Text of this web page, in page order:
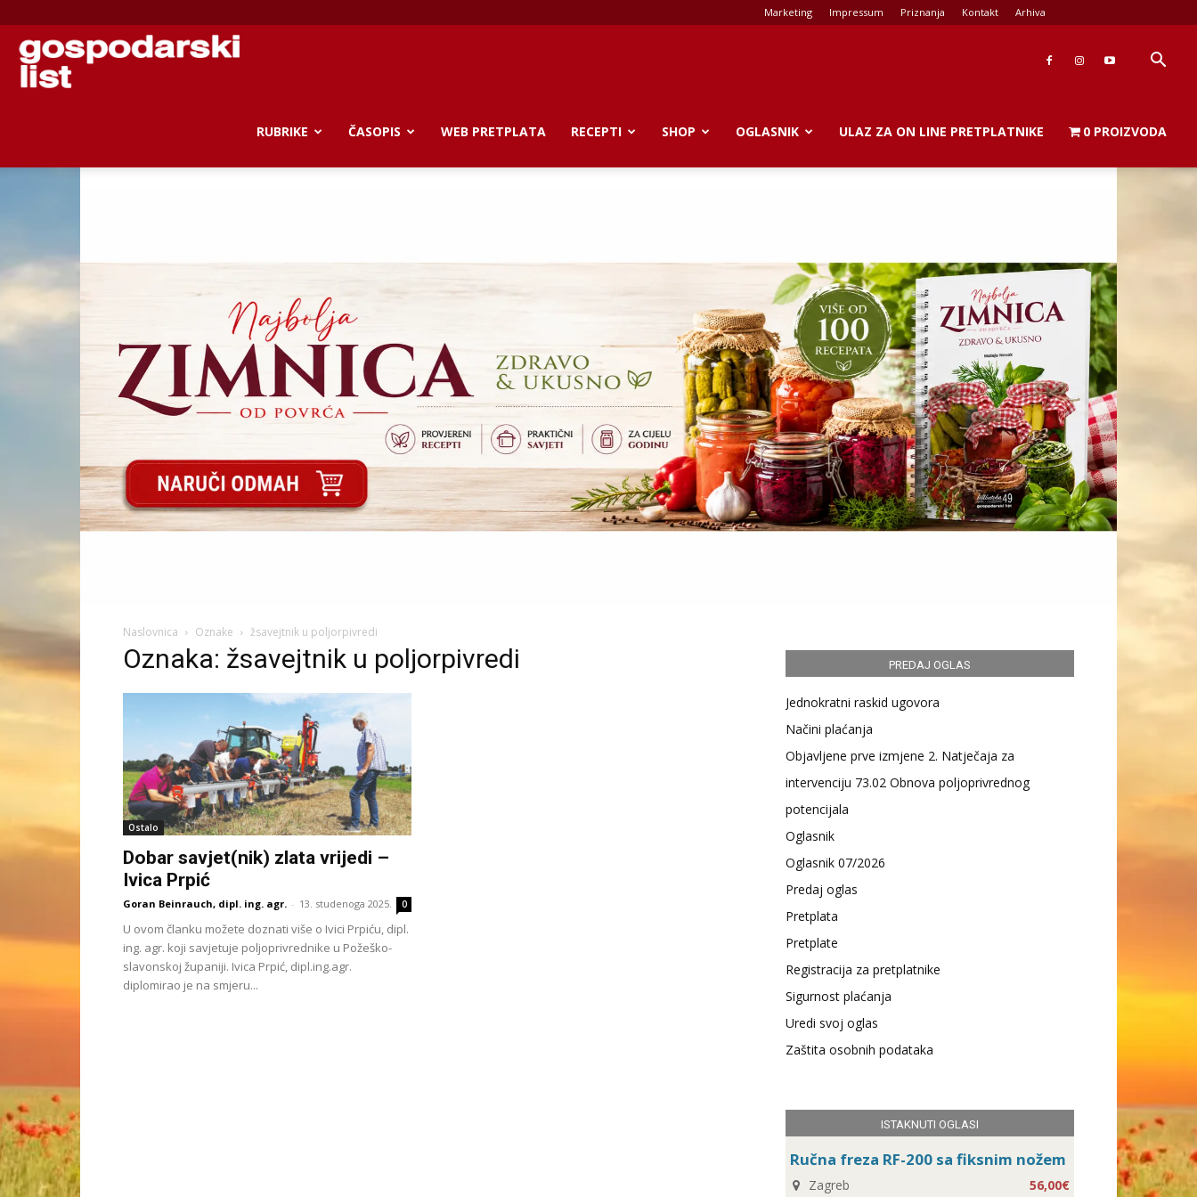
Marketing Impressum Priznanja Kontakt Arhiva
Gospodarski
RUBRIKE ČASOPIS WEB PRETPLATA RECEPTI SHOP OGLASNIK ULAZ ZA ON LINE PRETPLATNIKE 0 PROIZVODA
Naslovnica Oznake žsavejtnik u poljorpivredi
Oznaka: žsavejtnik u poljorpivredi
Ostalo
Dobar savjet(nik) zlata vrijedi –
Ivica Prpić
Goran Beinrauch, dipl. ing. agr. - 13. studenoga 2025. 0
U ovom članku možete doznati više o Ivici Prpiću, dipl.
ing. agr. koji savjetuje poljoprivrednike u Požeško-
slavonskoj županiji. Ivica Prpić, dipl.ing.agr.
diplomirao je na smjeru...
PREDAJ OGLAS
Jednokratni raskid ugovora
Načini plaćanja
Objavljene prve izmjene 2. Natječaja za
intervenciju 73.02 Obnova poljoprivrednog
potencijala
Oglasnik
Oglasnik 07/2026
Predaj oglas
Pretplata
Pretplate
Registracija za pretplatnike
Sigurnost plaćanja
Uredi svoj oglas
Zaštita osobnih podataka
ISTAKNUTI OGLASI
Ručna freza RF-200 sa fiksnim nožem
Zagreb 56,00€